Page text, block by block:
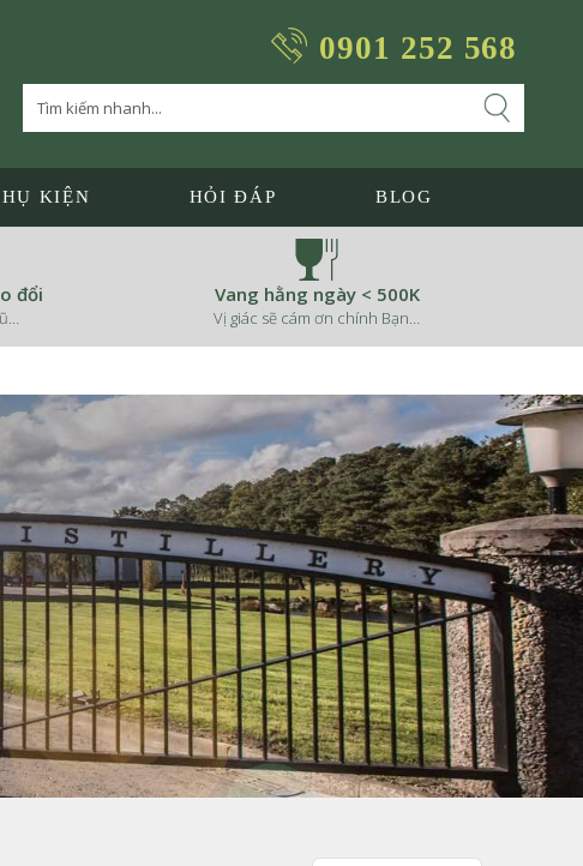
0901 252 568
KIỆN HỎI ĐÁP BLOG
đổi Vang hằng ngày < 500K
Vị giác sẽ cám ơn chính Bạn…